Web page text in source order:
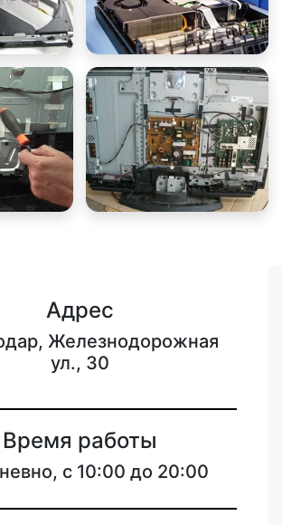
Адрес
Железнодорожная
ул., 30
Время работы
с 10:00 до 20:00